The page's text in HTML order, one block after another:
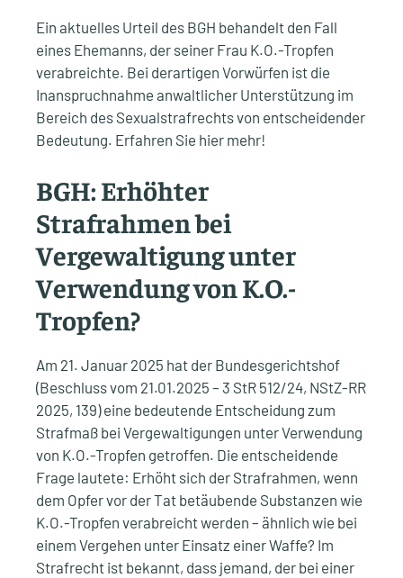
Ein aktuelles Urteil des BGH behandelt den Fall
eines Ehemanns, der seiner Frau K.O.-Tropfen
verabreichte. Bei derartigen Vorwürfen ist die
Inanspruchnahme anwaltlicher Unterstützung im
Bereich des Sexualstrafrechts von entscheidender
Bedeutung. Erfahren Sie hier mehr!
BGH: Erhöhter
Strafrahmen bei
Vergewaltigung unter
Verwendung von K.O.-
Tropfen?
Am 21. Januar 2025 hat der Bundesgerichtshof
(Beschluss vom 21.01.2025 – 3 StR 512/24, NStZ-RR
2025, 139) eine bedeutende Entscheidung zum
Strafmaß bei Vergewaltigungen unter Verwendung
von K.O.-Tropfen getroffen. Die entscheidende
Frage lautete: Erhöht sich der Strafrahmen, wenn
dem Opfer vor der Tat betäubende Substanzen wie
K.O.-Tropfen verabreicht werden – ähnlich wie bei
einem Vergehen unter Einsatz einer Waffe? Im
Strafrecht ist bekannt, dass jemand, der bei einer